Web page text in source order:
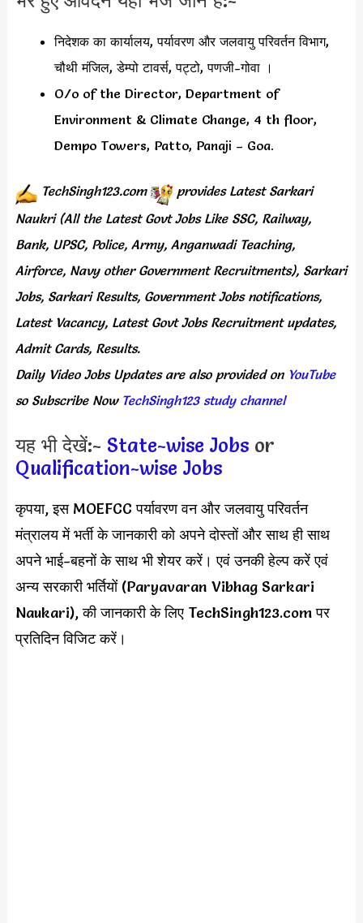
निदेशक का कार्यालय, पर्यावरण और जलवायु परिवर्तन विभाग,
चौथी मंजिल, डेम्पो टावर्स, पट्टो, पणजी-गोवा ।
O/o of the Director, Department of
Environment & Climate Change, 4 th floor,
Dempo Towers, Patto, Panaji – Goa.
TechSingh123.com provides Latest Sarkari
Naukri (All the Latest Govt Jobs Like SSC, Railway,
Bank, UPSC, Police, Army, Anganwadi Teaching,
Airforce, Navy other Government Recruitments), Sarkari
Jobs, Sarkari Results, Government Jobs notifications,
Latest Vacancy, Latest Govt Jobs Recruitment updates,
Admit Cards, Results.
Daily Video Jobs Updates are also provided onYouTube
so Subscribe Now TechSingh123 study channel
यह भी देखें:- State-wise Jobs or
Qualification-wise Jobs
कृपया, इस MOEFCC पर्यावरण वन और जलवायु परिवर्तन
मंत्रालय में भर्ती के जानकारी को अपने दोस्तों और साथ ही साथ
अपने भाई-बहनों के साथ भी शेयर करें। एवं उनकी हेल्प करें एवं
अन्य सरकारी भर्तियों (Paryavaran Vibhag Sarkari
Naukari), की जानकारी के लिए TechSingh123.com पर
प्रतिदिन विजिट करें।